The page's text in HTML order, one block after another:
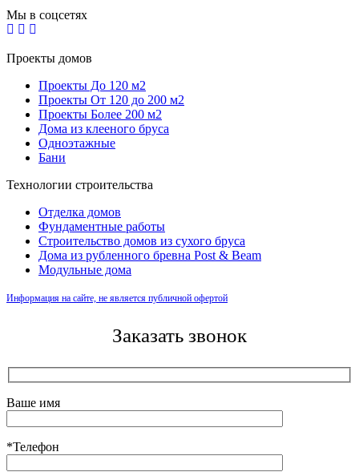
Мы в соцсетях
Проекты домов
Проекты До 120 м2
Проекты От 120 до 200 м2
Проекты Более 200 м2
Дома из клееного бруса
Одноэтажные
Бани
Технологии строительства
Отделка домов
Фундаментные работы
Строительство домов из сухого бруса
Дома из рубленного бревна Post & Beam
Модульные дома
Информация на сайте, не является публичной офертой
Заказать звонок
Ваше имя
*Телефон